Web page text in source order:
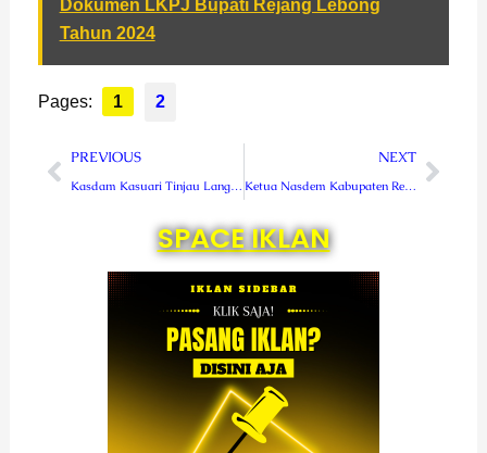
Dokumen LKPJ Bupati Rejang Lebong
Tahun 2024
Pages: 1 2
Prev
PREVIOUS
Kasdam Kasuari Tinjau Langsung Kesiapan Peringatan HUT Ke-168 Pekabaran Injil di Papua
NEXT
Ketua Nasdem Kabupaten Rejang Lebong Hendra Targetkan Kursi Dewan Sebanyak-banyaknya di Pileg 2024
Next
SPACE IKLAN